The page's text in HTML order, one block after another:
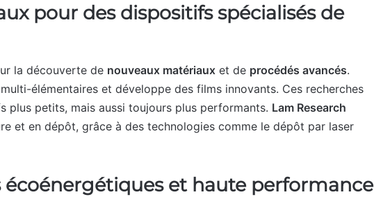
pour des dispositifs spécialisés de
la découverte de nouveaux matériaux et de procédés avancés.
élémentaires et développe des films innovants. Ces recherches
plus petits, mais aussi toujours plus performants. Lam Research
et en dépôt, grâce à des technologies comme le dépôt par laser
écoénergétiques et haute performance